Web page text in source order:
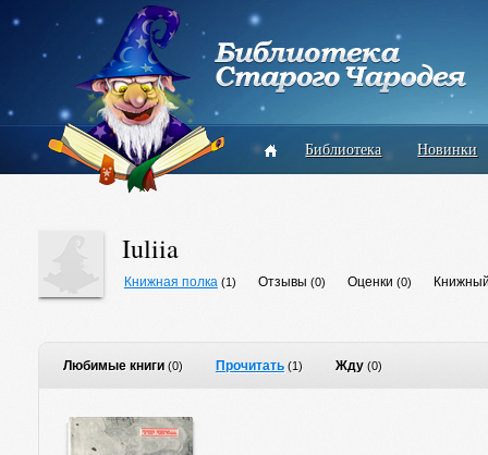
Библиотека Новинки
Iuliia
Книжная полка (1) Отзывы (0) Оценки (0)
Любимые книги (0) Прочитать (1) Жду (0)